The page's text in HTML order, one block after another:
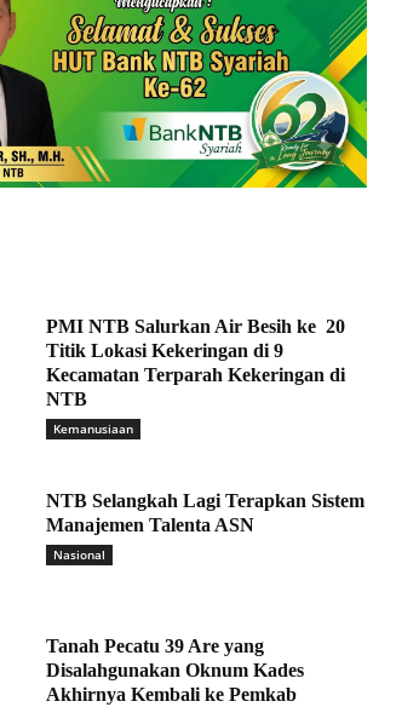
PMI NTB Salurkan Air Besih ke 20
Titik Lokasi Kekeringan di 9
Kecamatan Terparah Kekeringan di
NTB
Kemanusiaan
NTB Selangkah Lagi Terapkan Sistem
Manajemen Talenta ASN
Nasional
Tanah Pecatu 39 Are yang
Disalahgunakan Oknum Kades
Akhirnya Kembali ke Pemkab